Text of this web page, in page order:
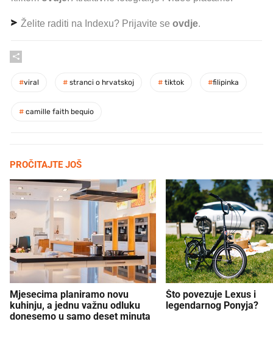
Želite raditi na Indexu? Prijavite se ovdje.
#viral # stranci o hrvatskoj # tiktok #filipinka
# camille faith bequio
PROČITAJTE JOŠ
Mjesecima planiramo novu
kuhinju, a jednu važnu odluku
donesemo u samo deset minuta
Što povezuje Lexus i
legendarnog Ponyja?